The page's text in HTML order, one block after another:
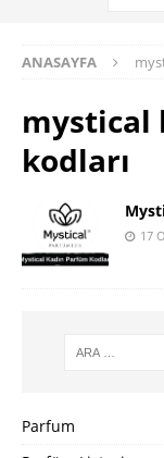
ANASAYFA
mystical
kodları
17
Parfum